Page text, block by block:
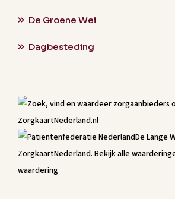
De Groene Wei
Dagbesteding
De Lange
ZorgkaartNederland. Bekijk alle
waardering